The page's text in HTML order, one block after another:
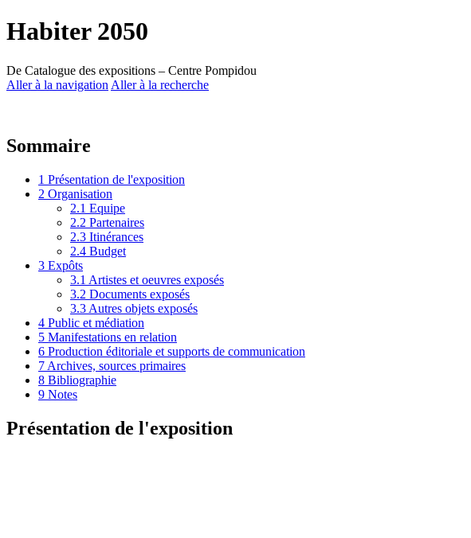
Habiter 2050
De Catalogue des expositions – Centre Pompidou
Aller à la navigation Aller à la recherche
Sommaire
1 Présentation de l'exposition
2 Organisation
2.1 Equipe
2.2 Partenaires
2.3 Itinérances
2.4 Budget
3 Expôts
3.1 Artistes et oeuvres exposés
3.2 Documents exposés
3.3 Autres objets exposés
4 Public et médiation
5 Manifestations en relation
6 Production éditoriale et supports de communication
7 Archives, sources primaires
8 Bibliographie
9 Notes
Présentation de l'exposition